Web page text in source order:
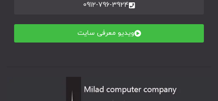
0912-796-3924
ویدیو معرفی سایت